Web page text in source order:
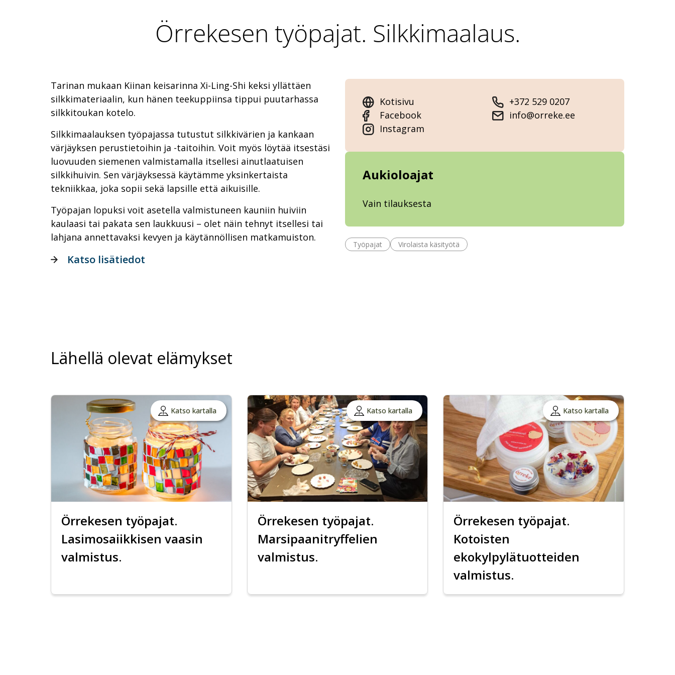
Örrekesen työpajat. Silkkimaalaus.
Tarinan mukaan Kiinan keisarinna Xi-Ling-Shi keksi yllättäen
silkkimateriaalin, kun hänen teekuppiinsa tippui puutarhassa
silkkitoukan kotelo.
Silkkimaalauksen työpajassa tutustut silkkivärien ja kankaan
värjäyksen perustietoihin ja -taitoihin. Voit myös löytää itsestäsi
luovuuden siemenen valmistamalla itsellesi ainutlaatuisen
silkkihuivin. Sen värjäyksessä käytämme yksinkertaista
tekniikkaa, joka sopii sekä lapsille että aikuisille.
Työpajan lopuksi voit asetella valmistuneen kauniin huiviin
kaulaasi tai pakata sen laukkuusi – olet näin tehnyt itsellesi tai
lahjana annettavaksi kevyen ja käytännöllisen matkamuiston.
Kotisivu
Facebook
Instagram
+372 529 0207
info@orreke.ee
Aukioloajat
Vain tilauksesta
Työpajat Virolaista käsityötä
Katso lisätiedot
Lähellä olevat elämykset
Katso kartalla
Örrekesen työpajat.
Lasimosaiikkisen vaasin
valmistus.
Katso kartalla
Örrekesen työpajat.
Marsipaanitryffelien
valmistus.
Katso kartalla
Örrekesen työpajat.
Kotoisten
ekokylpylätuotteiden
valmistus.